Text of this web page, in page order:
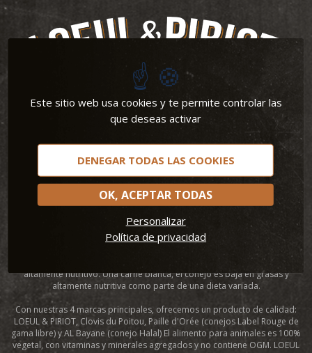
LOEUL & PIRIOT
LOEUL & PIRIOT produce productos de cabrito alimentado con leche y
conejo para el sector de los supermercados, la hostelería y la
restauración y para la exportación. Gracias a una amplia gama de
productos, Traemos carne de conejo a todas nuestras mesas. Ofrecen
un sabor de hoy, con aviso claro e instrucciones de cocina: ¡también hay
una receta! Con nuestro sitio web Lapin et Papilles donde encontrará
carne de conejo, ofrecemos un producto que es simple de preparar y
altamente nutritivo. Una carne blanca, el conejo es baja en grasas y
altamente nutritiva como parte de una dieta variada.
Con nuestras 4 marcas principales, ofrecemos un producto de calidad:
LOEUL & PIRIOT, Clovis du Poitou, Paille d'Orée (conejos Label Rouge de
gama libre) y AL Bayane (conejo Halal) El alimento para animales es 100%
vegetal, con vitaminas y minerales agregados y no contiene OGM. LOEUL
Este sitio web usa cookies y te permite controlar las
que deseas activar
OK, ACEPTAR TODAS
DENEGAR TODAS LAS COOKIES
Personalizar
Política de privacidad